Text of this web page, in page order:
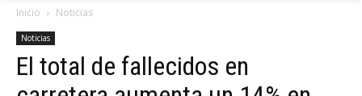
Inicio Noticias
Noticias
El total de fallecidos en